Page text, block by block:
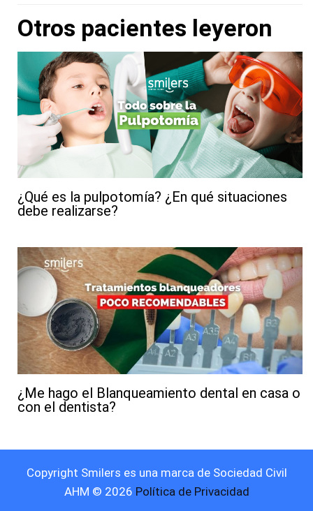
Otros pacientes leyeron
¿Qué es la pulpotomía? ¿En qué situaciones
debe realizarse?
¿Me hago el Blanqueamiento dental en casa o
con el dentista?
Copyright Smilers es una marca de Sociedad Civil
AHM © 2026 Política de Privacidad